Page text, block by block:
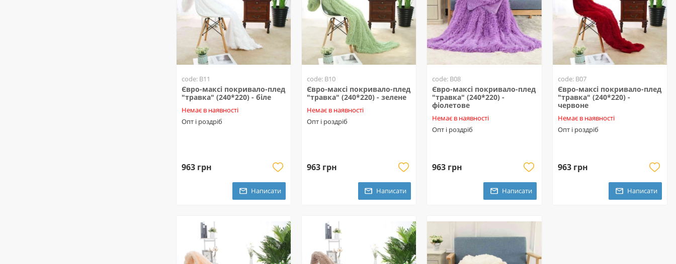
code: B11
Євро-максі покривало-плед
"травка" (240*220) - біле
Немає в наявності
Опт і роздріб
963 грн
Написати
code: B10
Євро-максі покривало-плед
"травка" (240*220) - зелене
Немає в наявності
Опт і роздріб
963 грн
Написати
code: B08
Євро-максі покривало-плед
"травка" (240*220) -
фіолетове
Немає в наявності
Опт і роздріб
963 грн
Написати
code: B07
Євро-максі покривало-плед
"травка" (240*220) -
червоне
Немає в наявності
Опт і роздріб
963 грн
Написати